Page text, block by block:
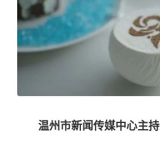
温州市新闻传媒中心主持